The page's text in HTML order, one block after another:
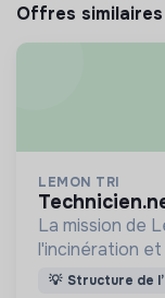
Offres
LEMON TRI
La mission de
l'incinération
Adoptez les
💡 Structure de